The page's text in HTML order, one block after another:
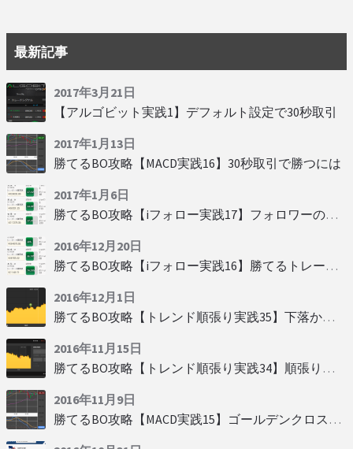
最新記事
2017年3月21日
【アルゴビット実践1】デフォルト設定で30秒取引
2017年1月13日
勝てるBO攻略【MACD実践16】30秒取引で勝つには
2017年1月6日
勝てるBO攻略【iフォロー実践17】フォロワーの少ない人をフォローする
2016年12月20日
勝てるBO攻略【iフォロー実践16】勝てるトレーダーを見抜く
2016年12月1日
勝てるBO攻略【トレンド順張り実践35】下落からの反発を見極める
2016年11月15日
勝てるBO攻略【トレンド順張り実践34】順張りに適した変動
2016年11月9日
勝てるBO攻略【MACD実践15】ゴールデンクロスで勝つ